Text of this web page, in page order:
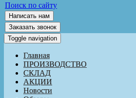
Поиск по сайту
Написать нам
Заказать звонок
Toggle navigation
Главная
ПРОИЗВОДСТВО
СКЛАД
АКЦИИ
Новости